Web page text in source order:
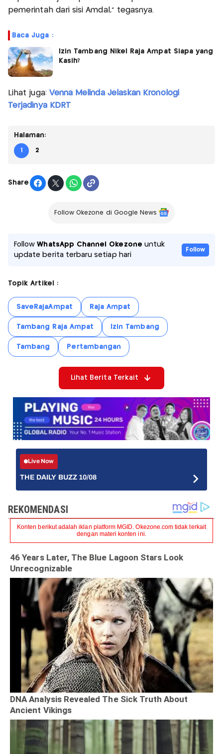
pemerintah dari sisi Amdal," tegasnya.
Baca Juga :
Izin Tambang Nikel Raja Ampat Siapa yang
Kasih?
Lihat juga: Venna Melinda Jelaskan Kronologi
Terjadinya KDRT
Halaman:
1 2
Share
Follow Okezone di Google News
FollowWhatsApp Channel Okezone untuk
update berita terbaru setiap hari
Follow
Topik Artikel :
SaveRajaAmpat Raja Ampat
Tambang Raja Ampat Izin Tambang
Tambang Pertambangan
Lihat Berita Terkait
Live Now
THE DAILY BUZZ 10/08